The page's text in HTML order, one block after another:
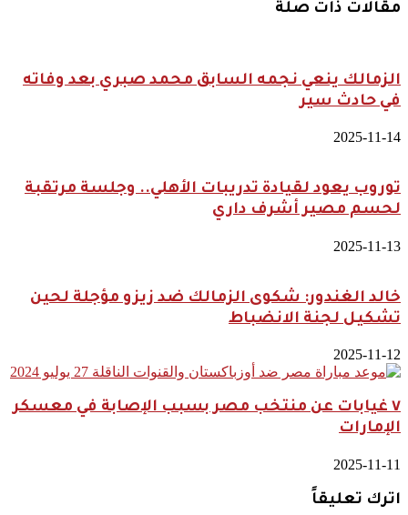
مقالات ذات صلة
الزمالك ينعي نجمه السابق محمد صبري بعد وفاته
في حادث سير
2025-11-14
توروب يعود لقيادة تدريبات الأهلي.. وجلسة مرتقبة
لحسم مصير أشرف داري
2025-11-13
خالد الغندور: شكوى الزمالك ضد زيزو مؤجلة لحين
تشكيل لجنة الانضباط
2025-11-12
٧ غيابات عن منتخب مصر بسبب الإصابة في معسكر
الإمارات
2025-11-11
اترك تعليقاً